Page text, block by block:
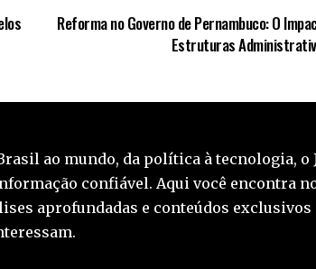
Reforma no Governo de Pernambuco: O
Estruturas
ao mundo, da política à tecnologia, o
confiável. Aqui você encontra
aprofundadas e conteúdos exclusivos